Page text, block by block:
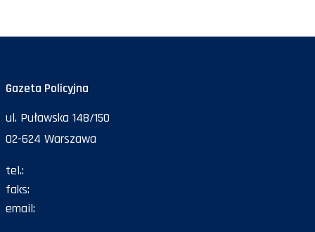
Gazeta Policyjna
ul. Puławska 148/150
02-624 Warszawa
tel.:
faks:
email: